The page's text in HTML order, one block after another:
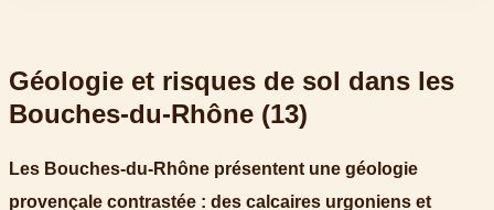
Géologie et risques de sol dans les
Bouches-du-Rhône (13)
Les Bouches-du-Rhône présentent une géologie
provençale contrastée : des calcaires urgoniens et